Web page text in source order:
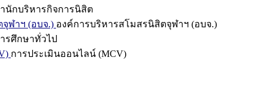
นักบริหารกิจการนิสิต
ฬาฯ (อบจ.) องค์การบริหารสโมสรนิสิตจุฬาฯ (อบจ.)
รศึกษาทั่วไป
การประเมินออนไลน์ (MCV)